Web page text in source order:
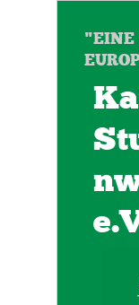
"EINE